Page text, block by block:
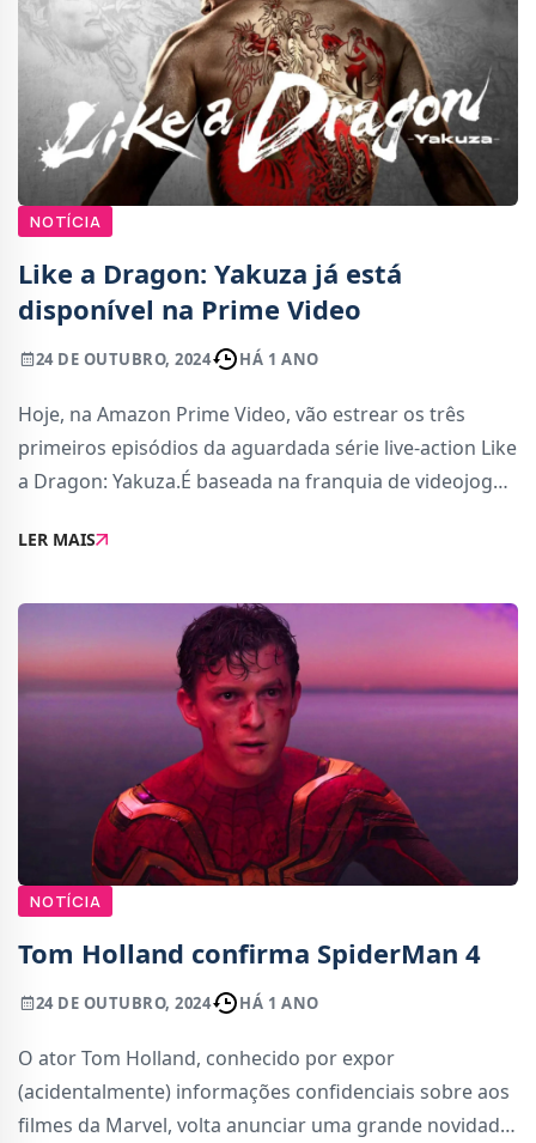
NOTÍCIA
Like a Dragon: Yakuza já está
disponível na Prime Video
24 DE OUTUBRO, 2024 HÁ 1 ANO
Hoje, na Amazon Prime Video, vão estrear os três
primeiros episódios da aguardada série live-action Like
a Dragon: Yakuza.É baseada na franquia de videojogos
de ação e crime. A série seguirá a jor
LER MAIS
NOTÍCIA
Tom Holland confirma SpiderMan 4
24 DE OUTUBRO, 2024 HÁ 1 ANO
O ator Tom Holland, conhecido por expor
(acidentalmente) informações confidenciais sobre aos
filmes da Marvel, volta anunciar uma grande novidade